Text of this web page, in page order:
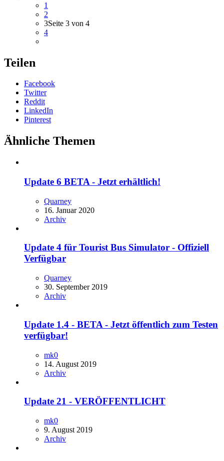
1
2
3Seite 3 von 4
4
Teilen
Facebook
Twitter
Reddit
LinkedIn
Pinterest
Ähnliche Themen
Update 6 BETA - Jetzt erhältlich!
Quarney
16. Januar 2020
Archiv
Update 4 für Tourist Bus Simulator - Offiziell
Verfügbar
Quarney
30. September 2019
Archiv
Update 1.4 - BETA - Jetzt öffentlich zum Testen
verfügbar!
mk0
14. August 2019
Archiv
Update 21 - VERÖFFENTLICHT
mk0
9. August 2019
Archiv